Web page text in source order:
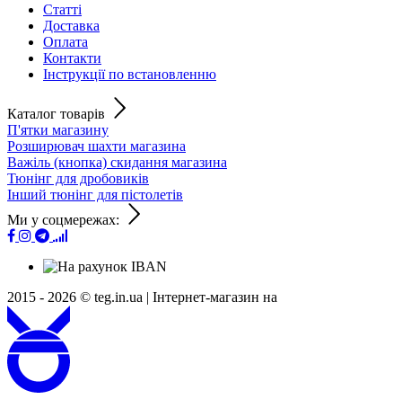
Статті
Доставка
Оплата
Контакти
Інструкції по встановленню
Каталог товарів
П'ятки магазину
Розширювач шахти магазина
Важіль (кнопка) скидання магазина
Тюнінг для дробовиків
Інший тюнінг для пістолетів
Ми у соцмережах:
2015 - 2026 © teg.in.ua | Інтернет-магазин на